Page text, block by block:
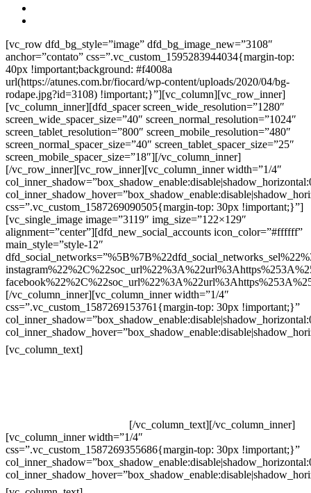
[vc_row dfd_bg_style=”image” dfd_bg_image_new=”3108″
anchor=”contato” css=”.vc_custom_1595283944034{margin-top:
40px !important;background: #f4008a
url(https://atunes.com.br/fiocard/wp-content/uploads/2020/04/bg-
rodape.jpg?id=3108) !important;}”][vc_column][vc_row_inner]
[vc_column_inner][dfd_spacer screen_wide_resolution=”1280″
screen_wide_spacer_size=”40″ screen_normal_resolution=”1024″
screen_tablet_resolution=”800″ screen_mobile_resolution=”480″
screen_normal_spacer_size=”40″ screen_tablet_spacer_size=”25″
screen_mobile_spacer_size=”18″][/vc_column_inner]
[/vc_row_inner][vc_row_inner][vc_column_inner width=”1/4″
css=”.vc_custom_1587269090505{margin-top: 30px !important;}”]
[vc_single_image image=”3119″ img_size=”122×129″
alignment=”center”][dfd_new_social_accounts icon_color=”#ffffff”
main_style=”style-12″
[/vc_column_inner][vc_column_inner width=”1/4″
css=”.vc_custom_1587269153761{margin-top: 30px !important;}”
[vc_column_text]
[/vc_column_text][/vc_column_inner]
[vc_column_inner width=”1/4″
css=”.vc_custom_1587269355686{margin-top: 30px !important;}”